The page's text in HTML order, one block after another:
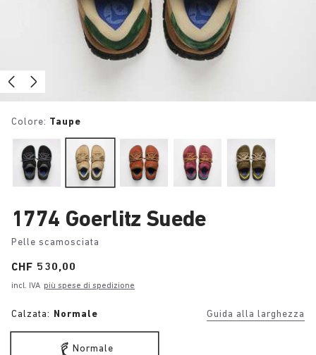
Colore: Taupe
1774 Goerlitz Suede
Pelle scamosciata
Price:
CHF 530,00
incl. IVA più spese di spedizione
Calzata: Normale Guida alla larghezza
Normale